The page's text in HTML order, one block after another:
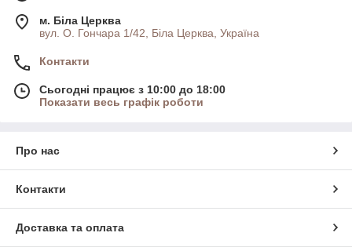
м. Біла Церква
вул. О. Гончара 1/42, Біла Церква, Україна
Контакти
Сьогодні працює з 10:00 до 18:00
Показати весь графік роботи
Про нас
Контакти
Доставка та оплата